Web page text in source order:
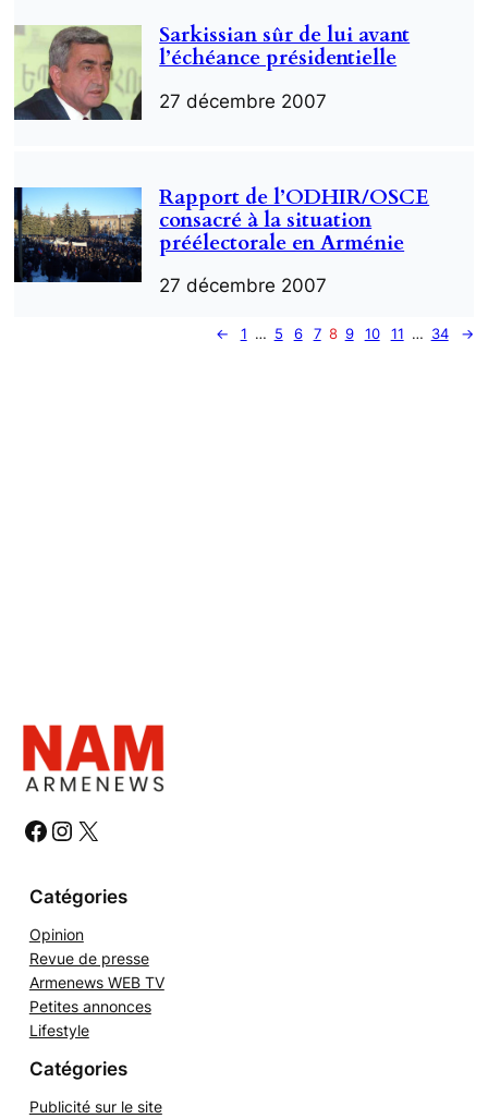
Sarkissian sûr de lui avant
l’échéance présidentielle
27 décembre 2007
Rapport de l’ODHIR/OSCE
consacré à la situation
préélectorale en Arménie
27 décembre 2007
← 1 … 5 6 7 8 9 10 11 … 34 →
# # #
Catégories
Opinion
Revue de presse
Armenews WEB TV
Petites annonces
Lifestyle
Catégories
Publicité sur le site